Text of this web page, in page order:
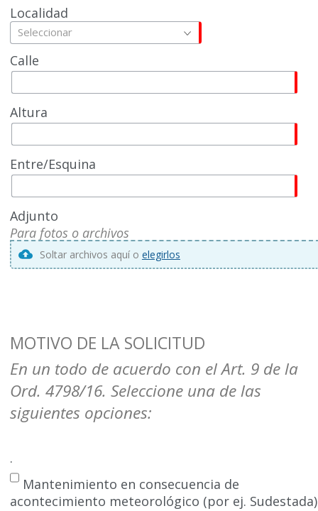
Localidad
Seleccionar
Calle
Altura
Entre/Esquina
Adjunto
Para fotos o archivos
Soltar archivos aquí o elegirlos
MOTIVO DE LA SOLICITUD
En un todo de acuerdo con el Art. 9 de la
Ord. 4798/16. Seleccione una de las
siguientes opciones:
.
Mantenimiento en consecuencia de
acontecimiento meteorológico (por ej. Sudestada)